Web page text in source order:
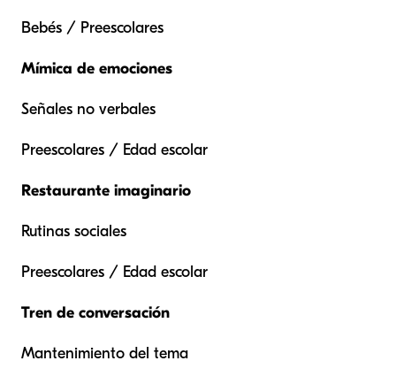
Bebés / Preescolares
Mímica de emociones
Señales no verbales
Preescolares / Edad escolar
Restaurante imaginario
Rutinas sociales
Preescolares / Edad escolar
Tren de conversación
Mantenimiento del tema